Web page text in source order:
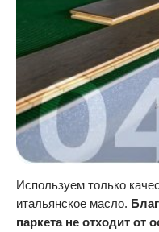
Используем только
итальянское масло.
паркета не отходит от